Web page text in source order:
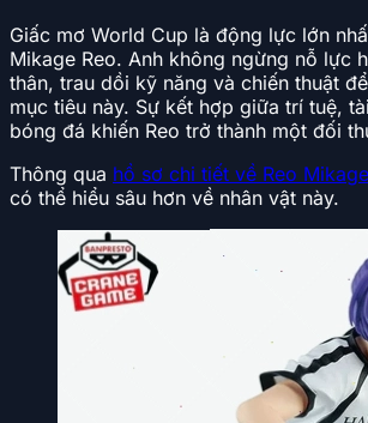
Giấc mơ World Cup là động lực lớn
Mikage Reo. Anh không ngừng nỗ lực
thân, trau dồi kỹ năng và chiến thuật
mục tiêu này. Sự kết hợp giữa trí tuệ,
bóng đá khiến Reo trở thành một đối
Thông qua hồ sơ chi tiết về Reo Mikage
có thể hiểu sâu hơn về nhân vật này.